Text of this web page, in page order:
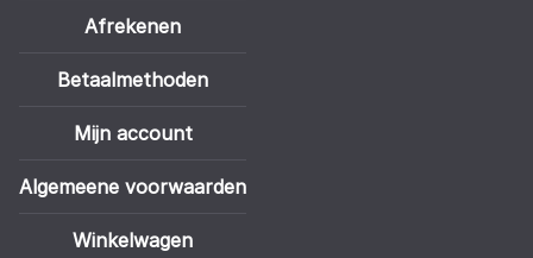
Afrekenen
Betaalmethoden
Mijn account
Algemeene voorwaarden
Winkelwagen